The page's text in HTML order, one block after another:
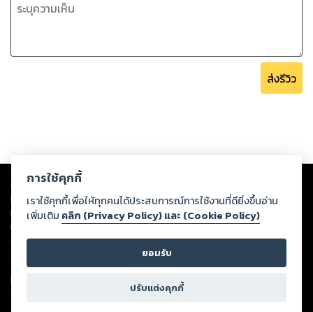
ส่งรีวิว
Copyright © 2026
ต่อผลงานหรือเนื้อหาใดที่อัปโหลดผ่านเว็บไซต์และปรากฏว่าละเมิดสิทธิใน
ทรัพย์สินทางปัญญาของบุคคลอื่นหรือขัดต่อกฎหมายและศีลธรรม ดังนั้น ผู้อ่าน
ทุกท่านโปรดใช้วิจารณญาณในการกลั่นกรองด้วยตนเอง และหากท่านพบว่าส่วน
หนึ่งส่วนใดขัดต่อกฎหมายและศีลธรรม กรุณาแจ้งมายังบริษัท เพื่อทีมงานจะได้
ดำเนินการในทันที ทั้งนี้ ทางสตอรี่ล็อกขอสงวนลิขสิทธิ์ตามพระราชบัญญัติ
ลิขสิทธิ์ พ.ศ. 2537 (ฉบับล่าสุด)
For support: member@ookbee.com
Version
การใช้คุกกี้
เราใช้คุกกี้เพื่อให้ทุกคนได้ประสบการณ์การใช้งานที่ดียิ่งขึ้นอ่าน
เพิ่มเติม คลิก (Privacy Policy) และ (Cookie Policy)
ยอมรับ
ปรับแต่งคุกกี้